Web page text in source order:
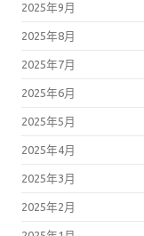
2025年9月
2025年8月
2025年7月
2025年6月
2025年5月
2025年4月
2025年3月
2025年2月